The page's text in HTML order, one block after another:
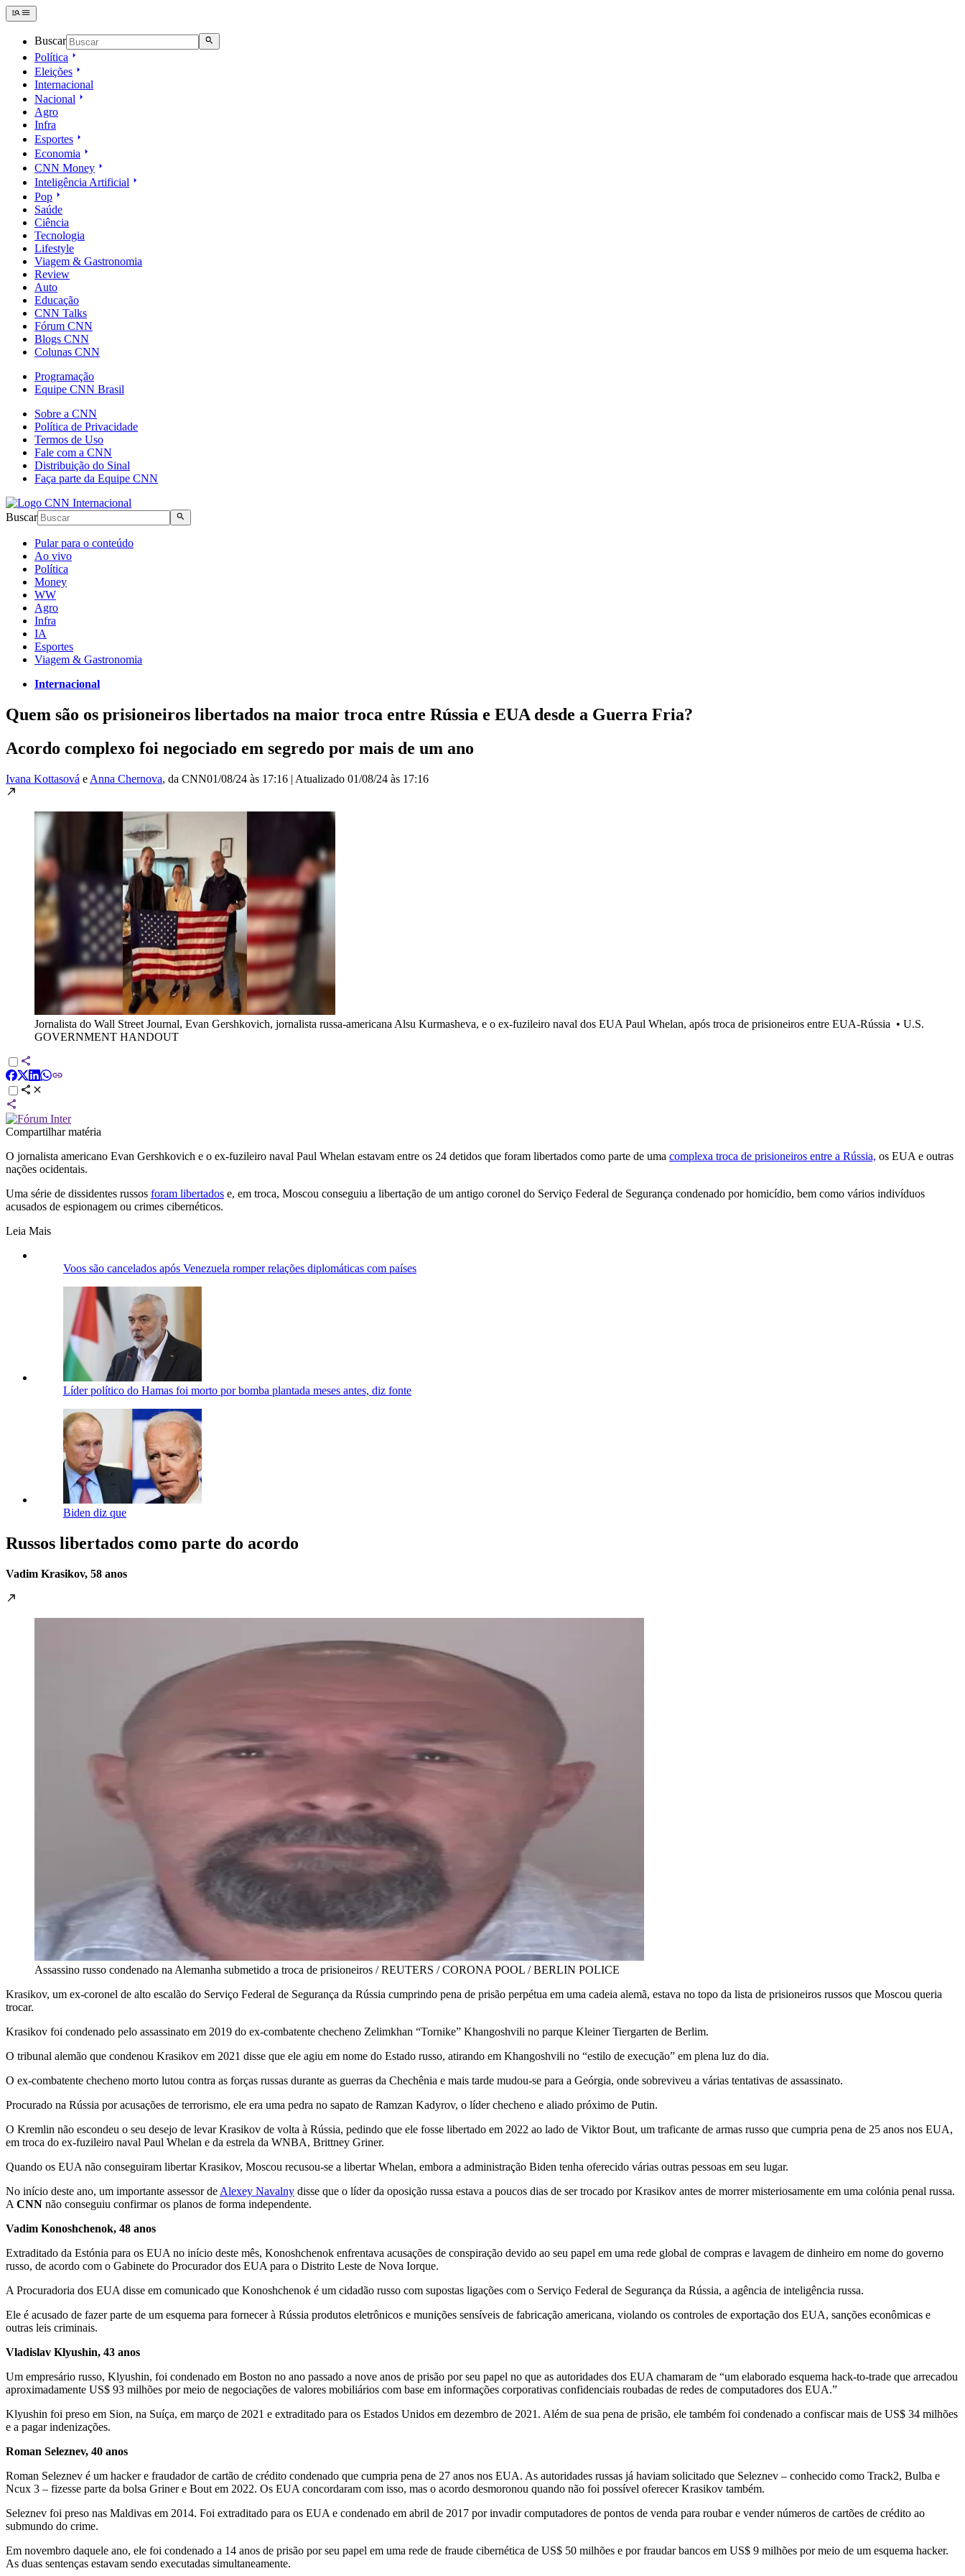
Buscar
Política
Eleições
Internacional
Nacional
Agro
Infra
Esportes
Economia
CNN Money
Inteligência Artificial
Pop
Saúde
Ciência
Tecnologia
Lifestyle
Viagem & Gastronomia
Review
Auto
Educação
CNN Talks
Fórum CNN
Blogs CNN
Colunas CNN
Programação
Equipe CNN Brasil
Sobre a CNN
Política de Privacidade
Termos de Uso
Fale com a CNN
Distribuição do Sinal
Faça parte da Equipe CNN
Buscar
Pular para o conteúdo
Ao vivo
Política
Money
WW
Agro
Infra
IA
Esportes
Viagem & Gastronomia
Internacional
Quem são os prisioneiros libertados na maior troca entre Rússia e EUA desde a Guerra Fria?
Acordo complexo foi negociado em segredo por mais de um ano
Ivana Kottasová e Anna Chernova, da CNN01/08/24 às 17:16 | Atualizado 01/08/24 às 17:16
Jornalista do Wall Street Journal, Evan Gershkovich, jornalista russa-americana Alsu Kurmasheva, e o ex-fuzileiro naval dos EUA Paul Whelan, após troca de prisioneiros entre EUA-Rússia • U.S.
GOVERNMENT HANDOUT
Compartilhar matéria
O jornalista americano Evan Gershkovich e o ex-fuzileiro naval Paul Whelan estavam entre os 24 detidos que foram libertados como parte de uma complexa troca de prisioneiros entre a Rússia, os EUA e outras
nações ocidentais.
Uma série de dissidentes russos foram libertados e, em troca, Moscou conseguiu a libertação de um antigo coronel do Serviço Federal de Segurança condenado por homicídio, bem como vários indivíduos
acusados ​​de espionagem ou crimes cibernéticos.
Leia Mais
Voos são cancelados após Venezuela romper relações diplomáticas com países
Líder político do Hamas foi morto por bomba plantada meses antes, diz fonte
Biden diz que
Russos libertados como parte do acordo
Vadim Krasikov, 58 anos
Assassino russo condenado na Alemanha submetido a troca de prisioneiros / REUTERS / CORONA POOL / BERLIN POLICE
Krasikov, um ex-coronel de alto escalão do Serviço Federal de Segurança da Rússia cumprindo pena de prisão perpétua em uma cadeia alemã, estava no topo da lista de prisioneiros russos que Moscou queria
trocar.
Krasikov foi condenado pelo assassinato em 2019 do ex-combatente checheno Zelimkhan “Tornike” Khangoshvili no parque Kleiner Tiergarten de Berlim.
O tribunal alemão que condenou Krasikov em 2021 disse que ele agiu em nome do Estado russo, atirando em Khangoshvili no “estilo de execução” em plena luz do dia.
O ex-combatente checheno morto lutou contra as forças russas durante as guerras da Chechênia e mais tarde mudou-se para a Geórgia, onde sobreviveu a várias tentativas de assassinato.
Procurado na Rússia por acusações de terrorismo, ele era uma pedra no sapato de Ramzan Kadyrov, o líder checheno e aliado próximo de Putin.
O Kremlin não escondeu o seu desejo de levar Krasikov de volta à Rússia, pedindo que ele fosse libertado em 2022 ao lado de Viktor Bout, um traficante de armas russo que cumpria pena de 25 anos nos EUA,
em troca do ex-fuzileiro naval Paul Whelan e da estrela da WNBA, Brittney Griner.
Quando os EUA não conseguiram libertar Krasikov, Moscou recusou-se a libertar Whelan, embora a administração Biden tenha oferecido várias outras pessoas em seu lugar.
No início deste ano, um importante assessor de Alexey Navalny disse que o líder da oposição russa estava a poucos dias de ser trocado por Krasikov antes de morrer misteriosamente em uma colónia penal russa.
A CNN não conseguiu confirmar os planos de forma independente.
Vadim Konoshchenok, 48 anos
Extraditado da Estónia para os EUA no início deste mês, Konoshchenok enfrentava acusações de conspiração devido ao seu papel em uma rede global de compras e lavagem de dinheiro em nome do governo
russo, de acordo com o Gabinete do Procurador dos EUA para o Distrito Leste de Nova Iorque.
A Procuradoria dos EUA disse em comunicado que Konoshchenok é um cidadão russo com supostas ligações com o Serviço Federal de Segurança da Rússia, a agência de inteligência russa.
Ele é acusado de fazer parte de um esquema para fornecer à Rússia produtos eletrônicos e munições sensíveis de fabricação americana, violando os controles de exportação dos EUA, sanções econômicas e
outras leis criminais.
Vladislav Klyushin, 43 anos
Um empresário russo, Klyushin, foi condenado em Boston no ano passado a nove anos de prisão por seu papel no que as autoridades dos EUA chamaram de “um elaborado esquema hack-to-trade que arrecadou
aproximadamente US$ 93 milhões por meio de negociações de valores mobiliários com base em informações corporativas confidenciais roubadas de redes de computadores dos EUA.”
Klyushin foi preso em Sion, na Suíça, em março de 2021 e extraditado para os Estados Unidos em dezembro de 2021. Além de sua pena de prisão, ele também foi condenado a confiscar mais de US$ 34 milhões
e a pagar indenizações.
Roman Seleznev, 40 anos
Roman Seleznev é um hacker e fraudador de cartão de crédito condenado que cumpria pena de 27 anos nos EUA. As autoridades russas já haviam solicitado que Seleznev – conhecido como Track2, Bulba e
Ncux 3 – fizesse parte da bolsa Griner e Bout em 2022. Os EUA concordaram com isso, mas o acordo desmoronou quando não foi possível oferecer Krasikov também.
Seleznev foi preso nas Maldivas em 2014. Foi extraditado para os EUA e condenado em abril de 2017 por invadir computadores de pontos de venda para roubar e vender números de cartões de crédito ao
submundo do crime.
Em novembro daquele ano, ele foi condenado a 14 anos de prisão por seu papel em uma rede de fraude cibernética de US$ 50 milhões e por fraudar bancos em US$ 9 milhões por meio de um esquema hacker.
As duas sentenças estavam sendo executadas simultaneamente.